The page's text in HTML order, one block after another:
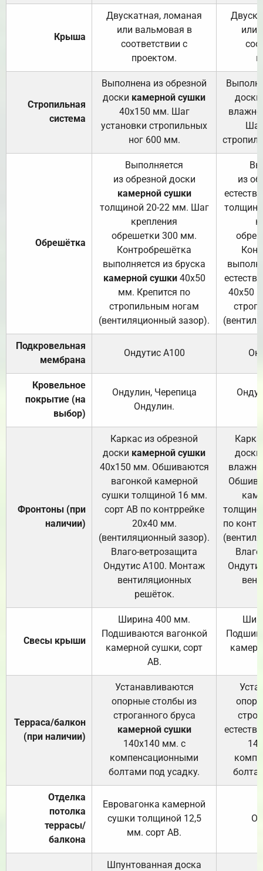
Крыша
Двускатная, ломаная
или вальмовая в
соответствии с
проектом.
или
Стропильная
система
Выполнена из обрезной
доски камерной сушки
40х150 мм. Шаг
установки стропильных
ног 600 мм.
доски
Обрешётка
Выполняется
из обрезной доски
камерной сушки
толщиной 20-22 мм. Шаг
крепления
обрешетки 300 мм.
Контробрешётка
выполняется из бруска
камерной сушки40х50
мм. Крепится по
стропильным ногам
(вентиляционный зазор).
из
40х50
Подкровельная
мембрана
Ондутис А100
Кровельное
покрытие (на
выбор)
Ондулин, Черепица
Ондулин.
Фронтоны (при
наличии)
Каркас из обрезной
доски камерной сушки
40х150 мм. Обшиваются
вагонкой камерной
сушки толщиной 16 мм.
сорт АВ по контррейке
20х40 мм.
(вентиляционный зазор).
Влаго-ветрозащита
Ондутис А100. Монтаж
вентиляционных
решёток.
доски
по
Свесы крыши
Ширина 400 мм.
Подшиваются вагонкой
камерной сушки, сорт
АВ.
Терраса/балкон
(при наличии)
Устанавливаются
опорные столбы из
строганного бруса
камерной сушки
140х140 мм. с
компенсационными
болтами под усадку.
Отделка
потолка
террасы/
балкона
Евровагонка камерной
сушки толщиной 12,5
мм. сорт АВ.
Шпунтованная доска